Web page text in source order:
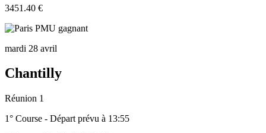
3451.40 €
mardi 28 avril
Chantilly
Réunion 1
1° Course - Départ prévu à 13:55